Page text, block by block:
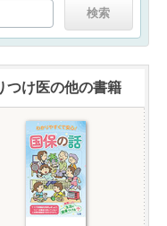
つけ医の他の書籍